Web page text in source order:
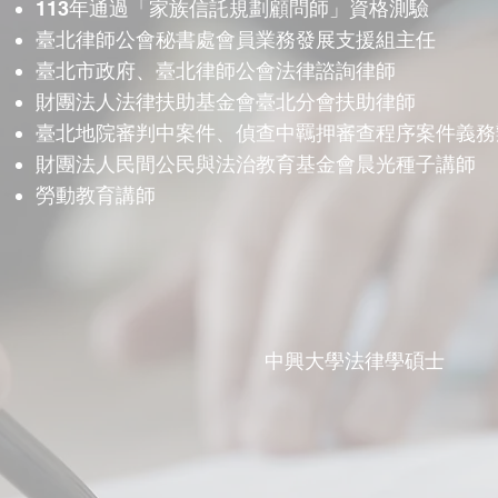
​113年通過「家族信託規劃顧問師」資格測驗
臺北律師公會秘書處會員業務發展支援組主任
臺北市政府、臺北律師公會法律諮詢律師
財團法人法律扶助基金會臺北分會扶助律師
臺北地院審判中案件、偵查中羈押審查程序案件義
財團法人民間公民與法治教育基金會晨光種子講師
勞動教育講師
中興大學法律學碩士